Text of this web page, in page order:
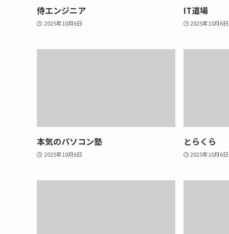
侍エンジニア
2025年10月6日
IT道場
2025年10月6日
本気のパソコン塾
2025年10月6日
とらくら
2025年10月6日